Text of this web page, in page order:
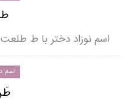
اسم نوزاد دختر با ط
اسم